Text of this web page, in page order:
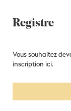
Registre
Vous souhaitez
inscription ici.